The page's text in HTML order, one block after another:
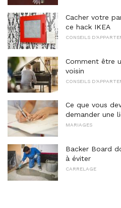
Cacher votre
ce hack IKEA
CONSEILS
Comment être
voisin
CONSEILS
Ce que vous
demander une
MARIAGES
Backer Board
à éviter
CARRELAGE